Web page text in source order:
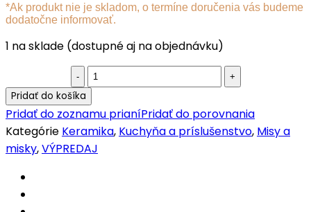
*Ak produkt nie je skladom, o termíne doručenia vás budeme
dodatočne informovať.
1 na sklade (dostupné aj na objednávku)
Marocká
miska
05
quantity
Pridať do košíka
Pridať do zoznamu prianíPridať do porovnania
Kategórie Keramika, Kuchyňa a príslušenstvo, Misy a
misky,VÝPREDAJ